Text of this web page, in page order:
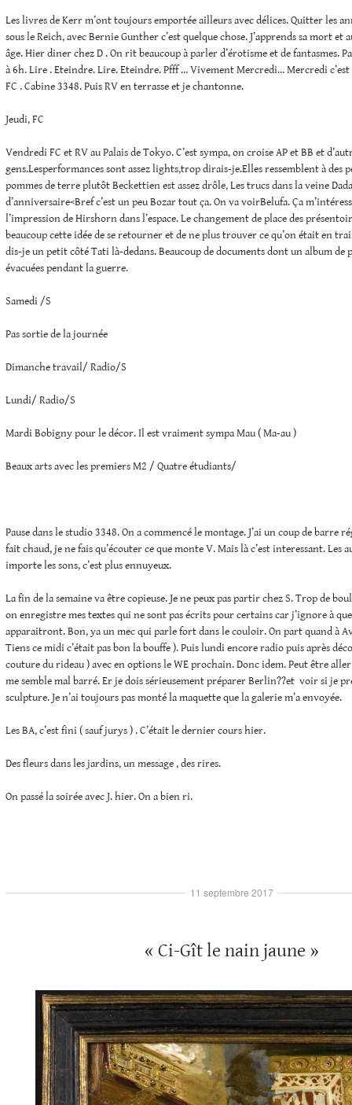
Les livres de Kerr m’ont toujours emportée ailleurs avec délices. Quitter les
sous le Reich, avec Bernie Gunther c’est quelque chose. J’apprends sa mort et
âge. Hier diner chez D . On rit beaucoup à parler d’érotisme et de fantasmes.
à 6h. Lire . Eteindre. Lire. Eteindre. Pfff … Vivement Mercredi… Mercredi
FC . Cabine 3348. Puis RV en terrasse et je chantonne.
Jeudi, FC
Vendredi FC et RV au Palais de Tokyo. C’est sympa, on croise AP et BB et
gens.Lesperformances sont assez lights,trop dirais-je.Elles ressemblent à des
pommes de terre plutôt Beckettien est assez drôle, Les trucs dans la veine
d’anniversaire<Bref c’est un peu Bozar tout ça. On va voirBelufa. Ça
l’impression de Hirshorn dans l’espace. Le changement de place des
beaucoup cette idée de se retourner et de ne plus trouver ce qu’on était en
dis-je un petit côté Tati là-dedans. Beaucoup de documents dont un album de
évacuées pendant la guerre.
Samedi /S
Pas sortie de la journée
Dimanche travail/ Radio/S
Lundi/ Radio/S
Mardi Bobigny pour le décor. Il est vraiment sympa Mau ( Ma-au )
Beaux arts avec les premiers M2 / Quatre étudiants/
Pause dans le studio 3348. On a commencé le montage. J’ai un coup de barre
fait chaud, je ne fais qu’écouter ce que monte V. Mais là c’est interessant. Les
importe les sons, c’est plus ennuyeux.
La fin de la semaine va être copieuse. Je ne peux pas partir chez S. Trop de
on enregistre mes textes qui ne sont pas écrits pour certains car j’ignore à
apparaitront. Bon, ya un mec qui parle fort dans le couloir. On part quand à
Tiens ce midi c’était pas bon la bouffe ). Puis lundi encore radio puis après
couture du rideau ) avec en options le WE prochain. Donc idem. Peut être aller
me semble mal barré. Er je dois sérieusement préparer Berlin??et voir si je
sculpture. Je n’ai toujours pas monté la maquette que la galerie m’a envoyée.
Les BA, c’est fini ( sauf jurys ) . C’était le dernier cours hier.
Des fleurs dans les jardins, un message , des rires.
On passé la soirée avec J. hier. On a bien ri.
« Ci-Gît le nain jaune »
11 septembre 2017